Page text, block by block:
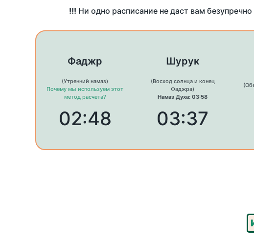
!!! Ни одно расписание не даст вам
Фаджр
(Утренний намаз)
Почему мы используем этот
метод расчета?
02:48
Шурук
(Восход солнца и конец
Фаджра)
Намаз Духа: 03:58
03:37